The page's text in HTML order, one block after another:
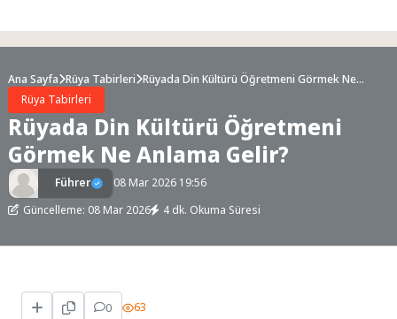
Ana Sayfa Rüya Tabirleri Rüyada Din Kültürü Öğretmeni Görmek Ne
Rüya Tabirleri
Rüyada Din Kültürü Öğretmeni
Görmek Ne Anlama Gelir?
Führer
08 Mar 2026 19:56
Güncelleme: 08 Mar 2026
4 dk. Okuma Süresi
0 63